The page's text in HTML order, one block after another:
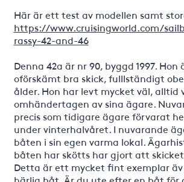
Här är ett test av modellen samt
https://www.cruisingworld.com/
rassy-42-and-46
Denna 42a är nr 90, byggd 1997.
oförskämt bra skick, fulllständigt
ålder. Hon har levt mycket väl, alltid
omhändertagen av sina ägare.
precis som tidigare ägare förvarat
under vinterhalvåret. I nuvarande
båten i sin egen varma lokal.
båten har skötts har gjort att
Detta är ett mycket fint exemplar äv